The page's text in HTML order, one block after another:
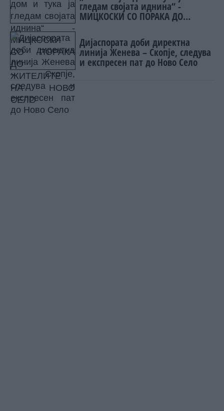
гледам својата иднина“ -
МИЦКОСКИ СО ПОРАКА ДО
Дијаспората доби директна
линија Женева – Скопје, следува
и експресен пат до Ново Село